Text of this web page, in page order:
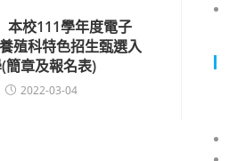
本校111學年度電子
殖科特色招生甄選入
簡章及報名表)
2022-03-04